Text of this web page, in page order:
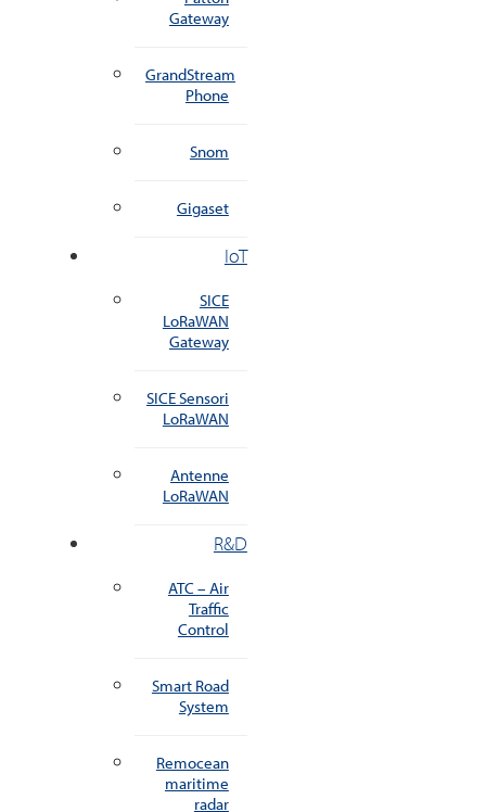
Gateway
GrandStream
Phone
Snom
Gigaset
IoT
SICE
LoRaWAN
Gateway
SICE Sensori
LoRaWAN
Antenne
LoRaWAN
R&D
ATC – Air
Traffic
Control
Smart Road
System
Remocean
maritime
radar